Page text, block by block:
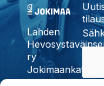
Lahden
ry
Jokimaankatu
6, 15700